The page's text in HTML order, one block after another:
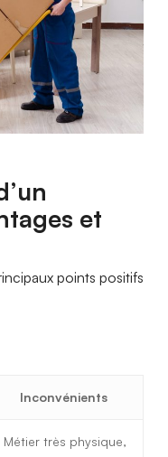
et
points positifs
Inconvénients
Métier très physique,